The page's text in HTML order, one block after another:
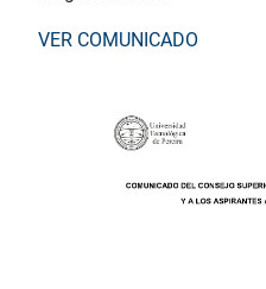
VER COMUNICADO